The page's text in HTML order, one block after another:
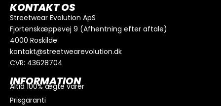
KONTAKT OS
Streetwear Evolution ApS
Fjortenskæppevej 9 (Afhentning efter aftale)
4000 Roskilde
kontakt@streetwearevolution.dk
CVR: 43628704
INFORMATION
Altid 100% ægte varer
Prisgaranti